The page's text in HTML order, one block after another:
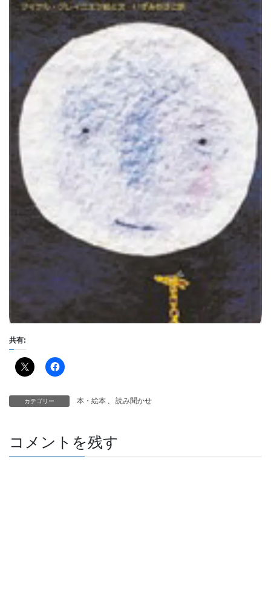
共有:
カテゴリー 本・絵本 読み聞かせ
コメントを残す